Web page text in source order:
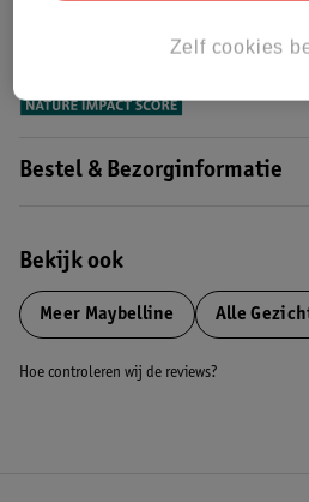
Impact Score.
Bestel & Bezorginformatie
Bekijk ook
Meer Maybelline Alle
Hoe controleren wij de reviews?
Zelf cookies